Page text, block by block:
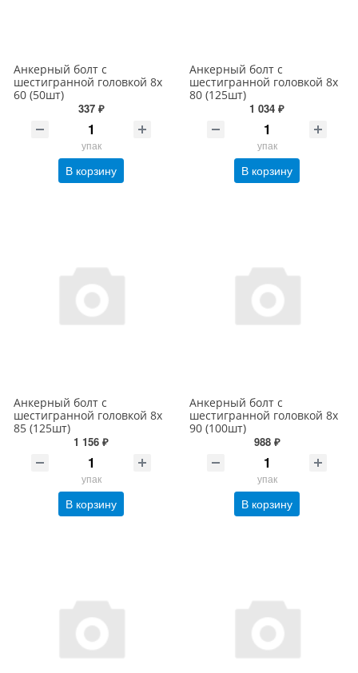
Анкерный болт с
шестигранной головкой 8х
60 (50шт)
337 ₽
упак
В корзину
Анкерный болт с
шестигранной головкой 8х
80 (125шт)
1 034 ₽
упак
В корзину
Анкерный болт с
шестигранной головкой 8х
85 (125шт)
1 156 ₽
упак
В корзину
Анкерный болт с
шестигранной головкой 8х
90 (100шт)
988 ₽
упак
В корзину